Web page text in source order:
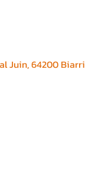
Juin, 64200